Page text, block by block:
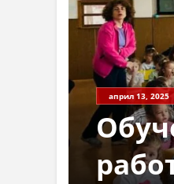
април 13, 2025